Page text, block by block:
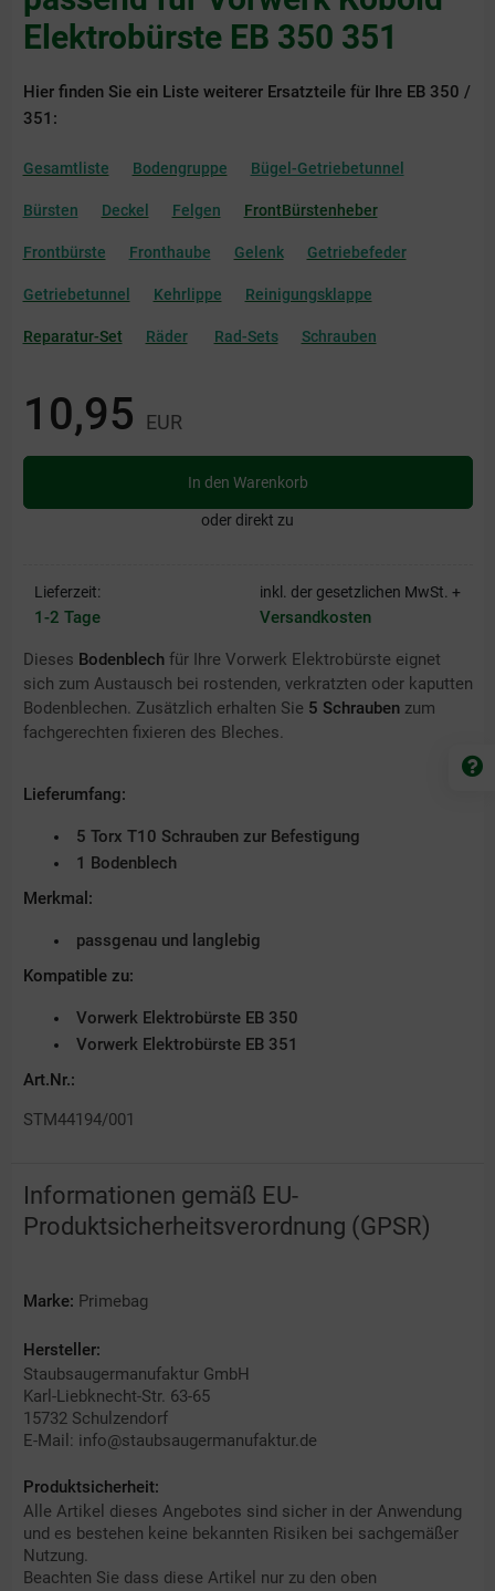
Elektrobürste EB 350 351
Hier finden Sie ein Liste weiterer Ersatzteile für Ihre EB 350 /
351:
Gesamtliste Bodengruppe Bügel-Getriebetunnel
Bürsten Deckel Felgen FrontBürstenheber
Frontbürste Fronthaube Gelenk Getriebefeder
Getriebetunnel Kehrlippe Reinigungsklappe
Reparatur-Set Räder Rad-Sets Schrauben
10,95 EUR
In den Warenkorb
oder direkt zu
Lieferzeit:
1-2 Tage
inkl. der gesetzlichen MwSt. +
Versandkosten
Dieses Bodenblechfür Ihre Vorwerk Elektrobürste eignet
sich zum Austausch bei rostenden, verkratzten oder kaputten
Bodenblechen. Zusätzlich erhalten Sie 5 Schraubenzum
fachgerechten fixieren des Bleches.
Lieferumfang:
5 Torx T10 Schrauben zur Befestigung
1 Bodenblech
Merkmal:
passgenau und langlebig
Kompatible zu:
Vorwerk Elektrobürste EB 350
Vorwerk Elektrobürste EB 351
Art.Nr.:
STM44194/001
Informationen gemäß EU-
Produktsicherheitsverordnung (GPSR)
Marke: Primebag
Hersteller:
Staubsaugermanufaktur GmbH
Karl-Liebknecht-Str. 63-65
15732 Schulzendorf
E-Mail: info@staubsaugermanufaktur.de
Produktsicherheit:
Alle Artikel dieses Angebotes sind sicher in der Anwendung
und es bestehen keine bekannten Risiken bei sachgemäßer
Nutzung.
Beachten Sie dass diese Artikel nur zu den oben